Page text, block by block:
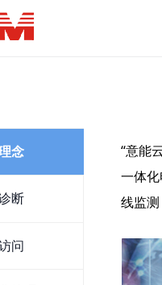
念
断
问
“意能
一体
线监